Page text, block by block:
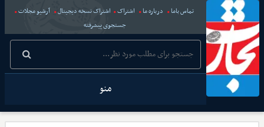
تماس باما درباره ما اشتراک اشتراک نسخه دیجیتال
آرشیو مجلات
جستجوی پیشرفته
منو